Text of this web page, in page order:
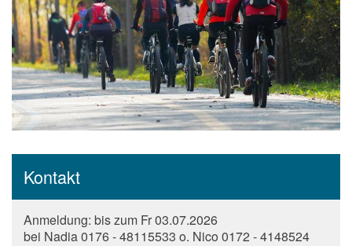
Kontakt
Anmeldung: bis zum Fr 03.07.2026
bei Nadia 0176 - 48115533 o. Nico 0172 - 4148524